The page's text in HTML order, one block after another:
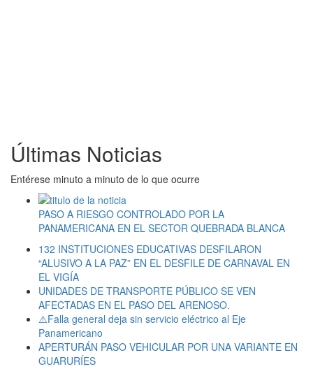
Últimas Noticias
Entérese minuto a minuto de lo que ocurre
PASO A RIESGO CONTROLADO POR LA
PANAMERICANA EN EL SECTOR QUEBRADA BLANCA
132 INSTITUCIONES EDUCATIVAS DESFILARON
“ALUSIVO A LA PAZ” EN EL DESFILE DE CARNAVAL EN
EL VIGÍA
UNIDADES DE TRANSPORTE PÚBLICO SE VEN
AFECTADAS EN EL PASO DEL ARENOSO.
⚠️Falla general deja sin servicio eléctrico al Eje
Panamericano
APERTURÁN PASO VEHICULAR POR UNA VARIANTE EN
GUARURÍES